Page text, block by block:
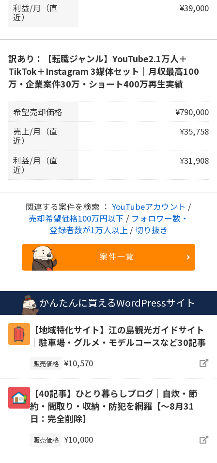
利益/月（直
近）
¥39,000
訳あり：【転職ジャンル】YouTube2.1万人＋
TikTok＋Instagram 3媒体セット｜月収最高100
万・企業案件30万・ショート400万再生実績
希望売却価格
¥790,000
売上/月（直
近）
¥35,758
利益/月（直
近）
¥31,908
関連する案件を検索 ： YouTubeアカウント /
売却希望価格100万円以下 / フォロワー数・
登録者数が1万人以上 / 切り抜き
案件一覧
かんたんに買えるWordPressサイト
【地域特化サイト】江の島観光ガイドサイト
｜駐車場・グルメ・モデルコースなど30記事
販売価格 ¥10,570
【40記事】ひとり暮らしブログ｜自炊・節
約・間取り・収納・防犯を網羅【～8月31
日：完全削除】
販売価格 ¥10,000